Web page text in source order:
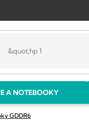
A NOTEBOOKY
GDDR6